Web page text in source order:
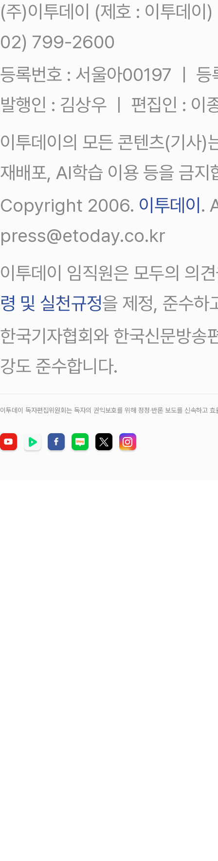
(주)이투데이 (제호 : 이투데
02) 799-2600
등록번호 : 서울아00197 ㅣ
발행인 : 김상우 ㅣ 편집인 : 이
이투데이의 모든 콘텐츠(기사)
재배포, AI학습 이용 등을 금지
Copyright 2006. 이투데이.
press@etoday.co.kr
이투데이 임직원은 모두의 의
령 및 실천규정을 제정, 준수하
한국기자협회와 한국신문방송
강도 준수합니다.
이투데이 독자편집위원회는 독자의 권익보호를 위해 정정‧반론 보도를 신속하고